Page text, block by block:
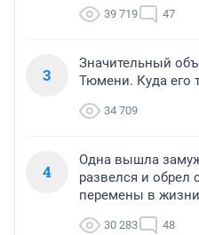
39 719 47
3
Значительный
Тюмени. Куда его
34 709
4
Одна вышла
развелся и
перемены в
30 283 48